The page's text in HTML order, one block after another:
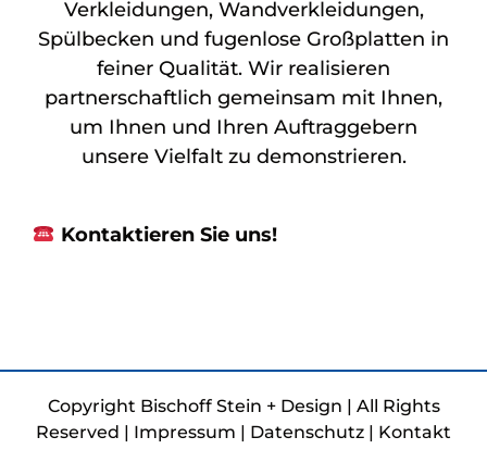
Verkleidungen, Wandverkleidungen,
Spülbecken und fugenlose Großplatten in
feiner Qualität. Wir realisieren
partnerschaftlich gemeinsam mit Ihnen,
um Ihnen und Ihren Auftraggebern
unsere Vielfalt zu demonstrieren.
Kontaktieren Sie uns!
Copyright Bischoff Stein + Design | All Rights
Reserved | Impressum | Datenschutz | Kontakt